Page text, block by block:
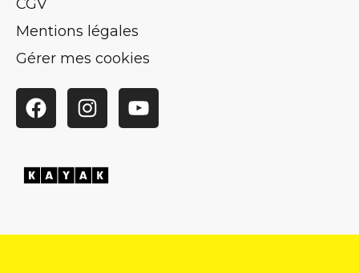
CGV
Mentions légales
Gérer mes cookies
FacebookInstagramYouTube